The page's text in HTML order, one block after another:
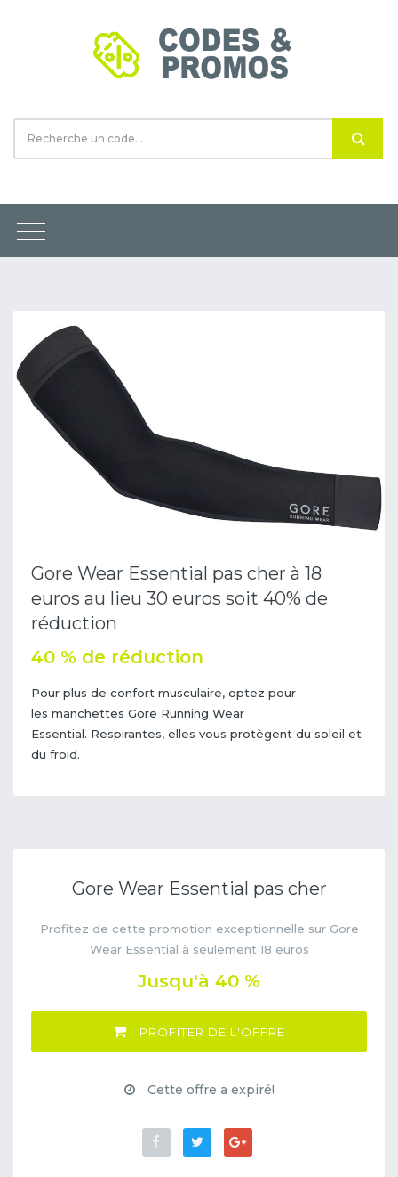
Gore Wear Essential pas cher à 18
euros au lieu 30 euros soit 40% de
réduction
40 % de réduction
Pour plus de confort musculaire, optez pour
les manchettes Gore Running Wear
Essential. Respirantes, elles vous protègent du soleil et
du froid.
Gore Wear Essential pas cher
Profitez de cette promotion exceptionnelle sur Gore
Wear Essential à seulement 18 euros
Jusqu'à 40 %
PROFITER DE L'OFFRE
Cette offre a expiré!